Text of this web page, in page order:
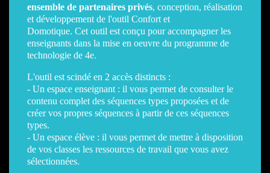
ensemble de partenaires privés, conception, réalisation
et développement de l'outil Confort et
Domotique. Cet outil est conçu pour accompagner les
enseignants dans la mise en oeuvre du programme de
technologie de 4e.
L'outil est scindé en 2 accès distincts :
- Un espace enseignant : il vous permet de consulter le
contenu complet des séquences types proposées et de
créer vos propres séquences à partir de ces séquences
types.
- Un espace élève : il vous permet de mettre à disposition
de vos classes les ressources de travail que vous avez
sélectionnées.